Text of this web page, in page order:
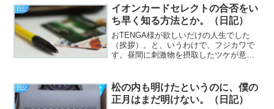
で、（このままではエロ動画が見られな
いため）い...
日記
イオンカードセレクトの合否をい
ち早く知る方法とか。（日記）
おTENGA様が欲しいだけの人生でした
（挨拶）。と、いうわけで、フジカワで
す。昼間に刺激物を摂取したツケが意外
想外のサプライズがあったので、慌てて
本日二度目の更新です。...
日記
松の内も明けたというのに、僕の
正月はまだ明けない。（日記）